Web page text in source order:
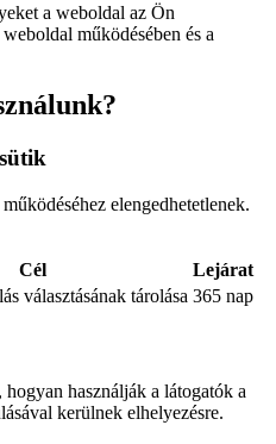
a weboldal az Ön
működésében és a
elengedhetetlenek.
Cél
Lejárat
választásának tárolása 365 nap
használják a látogatók a
kerülnek elhelyezésre.